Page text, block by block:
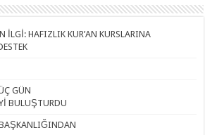
İLGİ: HAFIZLIK KUR’AN KURSLARINA
GÜN
BULUŞTURDU
BAŞKANLIĞINDAN